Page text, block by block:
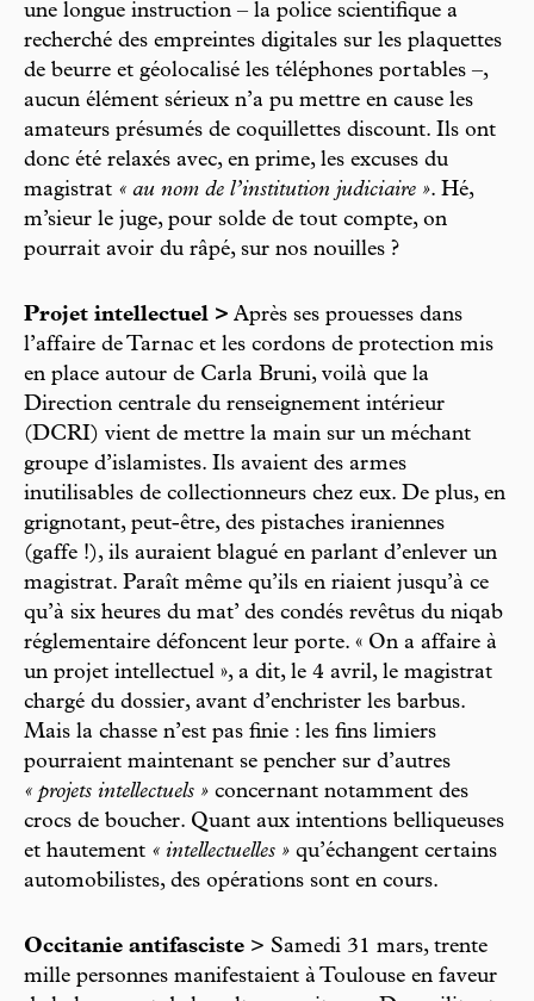
une longue instruction – la police scientifique a
recherché des empreintes digitales sur les plaquettes
de beurre et géolocalisé les téléphones portables –,
aucun élément sérieux n’a pu mettre en cause les
amateurs présumés de coquillettes discount. Ils ont
donc été relaxés avec, en prime, les excuses du
magistrat « au nom de l’institution judiciaire ». Hé,
m’sieur le juge, pour solde de tout compte, on
pourrait avoir du râpé, sur nos nouilles ?
Projet intellectuel > Après ses prouesses dans
l’affaire de Tarnac et les cordons de protection mis
en place autour de Carla Bruni, voilà que la
Direction centrale du renseignement intérieur
(DCRI) vient de mettre la main sur un méchant
groupe d’islamistes. Ils avaient des armes
inutilisables de collectionneurs chez eux. De plus, en
grignotant, peut-être, des pistaches iraniennes
(gaffe !), ils auraient blagué en parlant d’enlever un
magistrat. Paraît même qu’ils en riaient jusqu’à ce
qu’à six heures du mat’ des condés revêtus du niqab
réglementaire défoncent leur porte. « On a affaire à
un projet intellectuel », a dit, le 4 avril, le magistrat
chargé du dossier, avant d’enchrister les barbus.
Mais la chasse n’est pas finie : les fins limiers
pourraient maintenant se pencher sur d’autres
« projets intellectuels » concernant notamment des
crocs de boucher. Quant aux intentions belliqueuses
et hautement « intellectuelles » qu’échangent certains
automobilistes, des opérations sont en cours.
Occitanie antifasciste > Samedi 31 mars, trente
mille personnes manifestaient à Toulouse en faveur